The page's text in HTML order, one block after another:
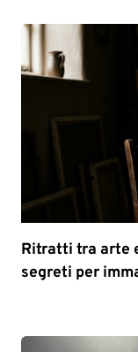
Ritratti tra arte
segreti per